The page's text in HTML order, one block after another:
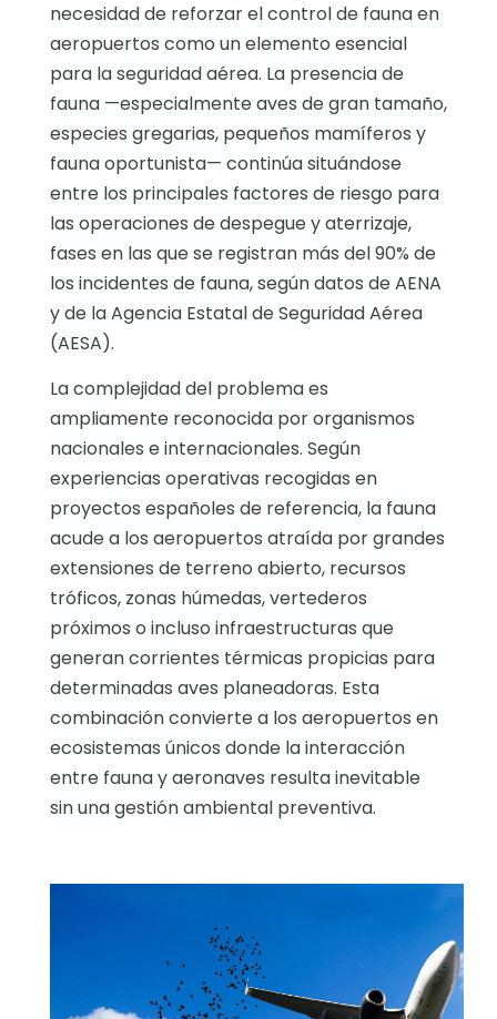
necesidad de reforzar el control de fauna en
aeropuertos como un elemento esencial
para la seguridad aérea. La presencia de
fauna —especialmente aves de gran tamaño,
especies gregarias, pequeños mamíferos y
fauna oportunista— continúa situándose
entre los principales factores de riesgo para
las operaciones de despegue y aterrizaje,
fases en las que se registran más del 90% de
los incidentes de fauna, según datos de AENA
y de la Agencia Estatal de Seguridad Aérea
(AESA).
La complejidad del problema es
ampliamente reconocida por organismos
nacionales e internacionales. Según
experiencias operativas recogidas en
proyectos españoles de referencia, la fauna
acude a los aeropuertos atraída por grandes
extensiones de terreno abierto, recursos
tróficos, zonas húmedas, vertederos
próximos o incluso infraestructuras que
generan corrientes térmicas propicias para
determinadas aves planeadoras. Esta
combinación convierte a los aeropuertos en
ecosistemas únicos donde la interacción
entre fauna y aeronaves resulta inevitable
sin una gestión ambiental preventiva.